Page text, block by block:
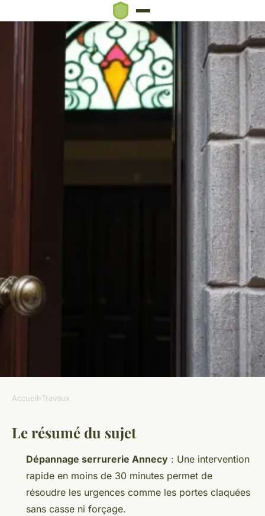
Les services de serrurerie à
Annecy pour votre sécurité
nuit et jour
02/06/2026 19:38 11 min de lecture
Accueil›Travaux
Le résumé du sujet
Dépannage serrurerie Annecy : Une intervention
rapide en moins de 30 minutes permet de
résoudre les urgences comme les portes claquées
sans casse ni forçage.